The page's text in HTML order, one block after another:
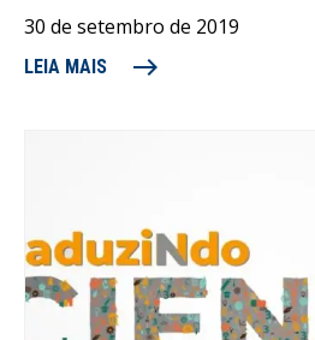
30 de setembro de 2019
LEIA MAIS east